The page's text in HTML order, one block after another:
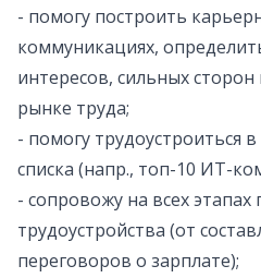
- помогу построить
коммуникациях,
интересов, сильных
рынке труда;
- помогу трудоустроиться
списка (напр., топ-10 ИТ-
- сопровожу на всех этапах
трудоустройства (от
переговоров о зарплате);